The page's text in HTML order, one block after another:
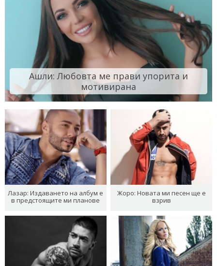
Ашли: Любовта ме прави упорита и
мотивирана
Лазар: Издаването на албум е
в предстоящите ми планове
Жоро: Новата ми песен ще е
взрив